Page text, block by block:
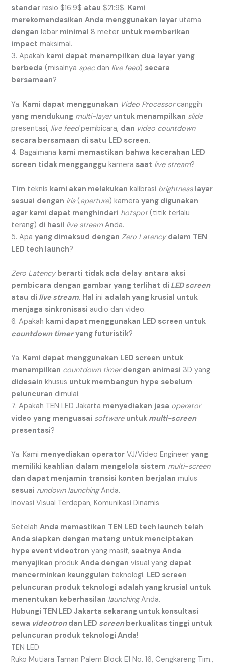
standar rasio $16:9$ atau $21:9$. Kami
merekomendasikan Anda menggunakan layar utama
dengan lebar minimal 8 meter untuk memberikan
impact maksimal.
3. Apakah kami dapat menampilkan dua layar yang
berbeda (misalnya specdan live feed) secara
bersamaan?
Ya. Kami dapat menggunakan Video Processorcanggih
yang mendukung multi-layer untuk menampilkan slide
presentasi, live feedpembicara, dan video countdown
secara bersamaan di satu LED screen.
4. Bagaimana kami memastikan bahwa kecerahan LED
screen tidak mengganggu kamera saat live stream?
Tim teknis kami akan melakukan kalibrasi brightness layar
sesuai dengan iris(aperture) kamerayang digunakan
agar kami dapat menghindari hotspot(titik terlalu
terang) di hasil live streamAnda.
5. Apayang dimaksud dengan Zero Latency dalam TEN
LED tech launch?
Zero Latency berarti tidak ada delay antara aksi
pembicara dengan gambar yang terlihat di LED screen
atau di live stream. Hal ini adalah yang krusial untuk
menjaga sinkronisasi audio dan video.
6. Apakah kami dapat menggunakan LED screen untuk
countdown timer yang futuristik?
Ya. Kami dapat menggunakan LED screen untuk
menampilkan countdown timer dengan animasi 3D yang
didesain khusus untuk membangun hype sebelum
peluncuran dimulai.
7. Apakah TEN LED Jakarta menyediakan jasa operator
video yang menguasai software untuk multi-screen
presentasi?
Ya. Kami menyediakan operator VJ/Video Engineeryang
memiliki keahlian dalam mengelola sistem multi-screen
dan dapat menjamin transisi konten berjalan mulus
sesuai rundown launchingAnda.
Inovasi Visual Terdepan, Komunikasi Dinamis
SetelahAnda memastikan TEN LED tech launch telah
Anda siapkan dengan matang untuk menciptakan
hype event videotron yang masif, saatnya Anda
menyajikan produkAnda dengan visual yang dapat
mencerminkan keunggulan teknologi. LED screen
peluncuran produk teknologi adalah yang krusial untuk
menentukan keberhasilan launchingAnda.
Hubungi TEN LED Jakarta sekarang untuk konsultasi
sewa videotrondan LED screenberkualitas tinggi untuk
peluncuran produk teknologi Anda!
TEN LED
Ruko Mutiara Taman Palem Block E1 No. 16, Cengkareng Tim.,